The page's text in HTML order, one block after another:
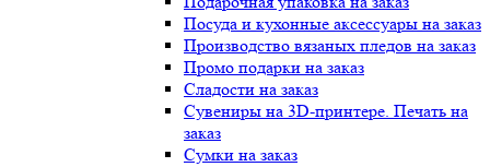
Посуда и кухонные аксессуары на заказ
Производство вязаных пледов на заказ
Промо подарки на заказ
Сладости на заказ
Сувениры на 3D-принтере. Печать на
заказ
Сумки на заказ